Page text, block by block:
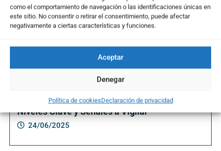
como el comportamiento de navegación o las identificaciones únicas en
este sitio. No consentir o retirar el consentimiento, puede afectar
negativamente a ciertas características y funciones.
Aceptar
Denegar
Política de cookiesDeclaración de privacidad
Análisis Técnico de PharmaMar, IAG e Ibex 35:
Niveles Clave y Señales a Vigilar
24/06/2025